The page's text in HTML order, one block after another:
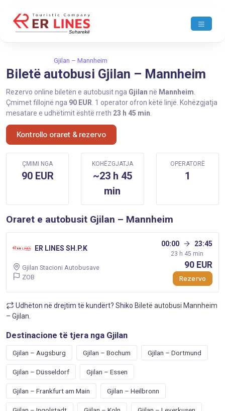
Gjilan – Mannheim
Biletë autobusi Gjilan – Mannheim
Rezervo online biletën e autobusit nga Gjilan në Mannheim
Çmimet fillojnë nga 90 EUR . 1 operator ofron këtë linjë. Kohëzgjatja
mesatare e udhëtimit është rreth 23 h 45 min
Kontrollo oraret & rezervo
ÇMIMI NGA
90 EUR
KOHËZGJATJA
~23 h 45
min
OPERATORË
1
Oraret e autobusit Gjilan – Mannheim
ER LINES SH.P.K
00:00 23:45
23 h 45 min
Gjilan Stacioni Autobusave
ZOB
90 EUR
Rezervo
Udhëton në drejtim të kundërt? Shiko Biletë autobusi Mannheim
– Gjilan
Destinacione të tjera nga Gjilan
Gjilan – Augsburg Gjilan – Bochum Gjilan – Dortmund
Gjilan – Düsseldorf Gjilan – Essen
Gjilan – Frankfurt am Main Gjilan – Heilbronn